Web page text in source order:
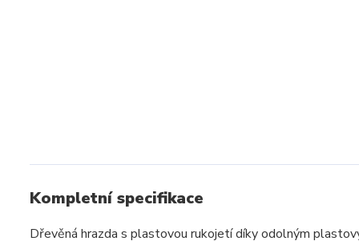
Kompletní specifikace
Dřevěná hrazda s plastovou rukojetí díky odolným